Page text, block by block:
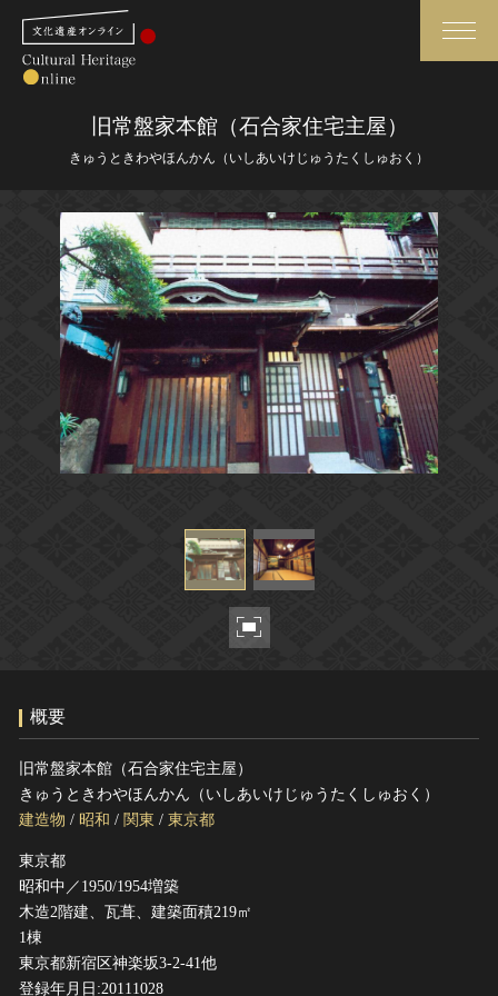
さらに詳細検索
さらに詳細検索
トップ
カテゴリで見る
世界遺産と無形文化遺産
全国の美術館・博物館
媒体資料・関連記事等
博物館、美術館の皆さまへ
文化庁よりご挨拶
今月のみどころ
お知らせ一覧
このサイトについて
関連サイトリンク
サイトマップ
サイトのご意見はこちら
文化遺産データベース
国指定文化財等データベース
旧常盤家本館（石合家住宅主屋）
きゅうときわやほんかん（いしあいけじゅうたくしゅおく）
概要
旧常盤家本館（石合家住宅主屋）
きゅうときわやほんかん（いしあいけじゅうたくしゅおく）
建造物 / 昭和 / 関東 / 東京都
東京都
昭和中／1950/1954増築
木造2階建、瓦葺、建築面積219㎡
1棟
東京都新宿区神楽坂3-2-41他
登録年月日:20111028